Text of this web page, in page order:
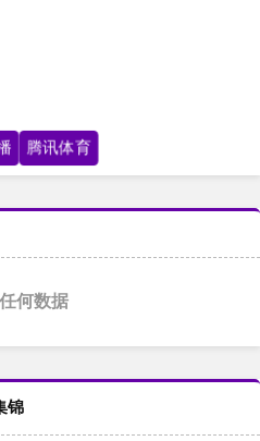
腾讯体育
何数据
锦